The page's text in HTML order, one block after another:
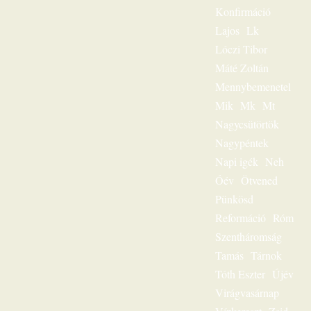
Konfirmáció
Lajos Lk
Lóczi Tibor
Máté Zoltán
Mennybemenetel
Mik
Mk
Mt
Nagycsütörtök
Nagypéntek
Napi igék
Neh
Óév Ötvened
Pünkösd
Reformáció Róm
Szentháromság
Tamás Tárnok
Tóth Eszter Újév
Virágvasárnap